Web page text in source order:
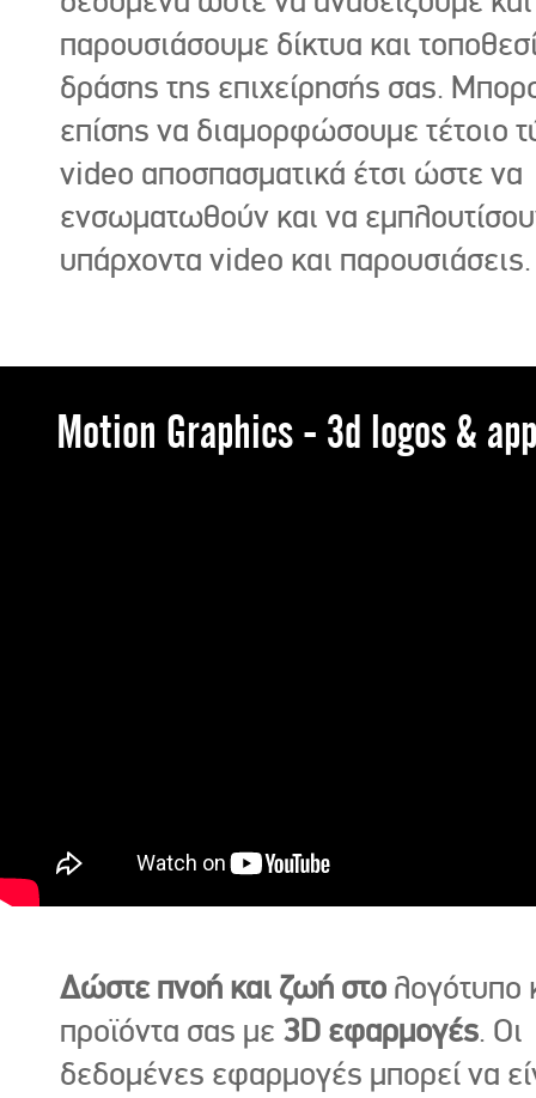
παρουσιάσουμε δίκτυα και
δράσης της επιχείρησής σας.
επίσης να διαμορφώσουμε τέτοιο
video αποσπασματικά έτσι ώστε να
ενσωματωθούν και να
υπάρχοντα video και παρουσιάσεις.
Motion Graphics - 3d logos &
Δώστε πνοή και ζωή στο λογότυπο
προϊόντα σας με 3D εφαρμογές. Οι
δεδομένες εφαρμογές μπορεί να